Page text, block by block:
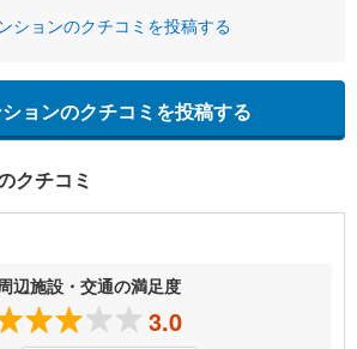
ションのクチコミを投稿する
ョンのクチコミを投稿する
クチコミ
辺施設・交通の満足度
3.0